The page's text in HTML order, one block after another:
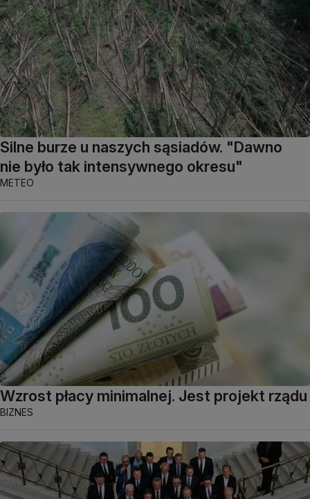
Silne burze u naszych sąsiadów. "Dawno
nie było tak intensywnego okresu"
METEO
Wzrost płacy minimalnej. Jest projekt rządu
BIZNES